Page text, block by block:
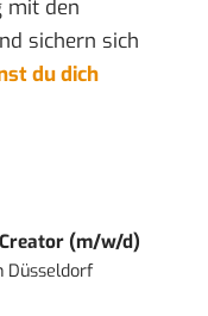
mit den
sichern sich
du dich
(m/w/d)
Düsseldorf